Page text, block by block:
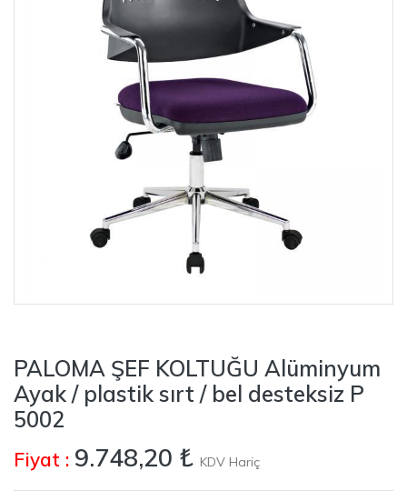
PALOMA ŞEF KOLTUĞU Alüminyum
Ayak / plastik sırt / bel desteksiz P
5002
Fiyat : 9.748,20 ₺ KDV Hariç